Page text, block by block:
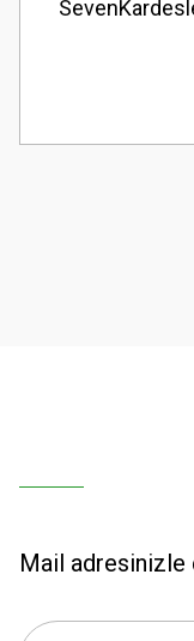
Görüş ve
Mail adresinizle